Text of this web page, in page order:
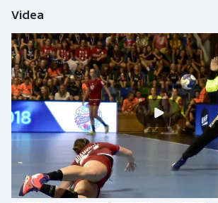
Lyže a snowboard
Moderní pětiboj
Motorsport
Olympijské hry
Parasport
Plavání
Videa